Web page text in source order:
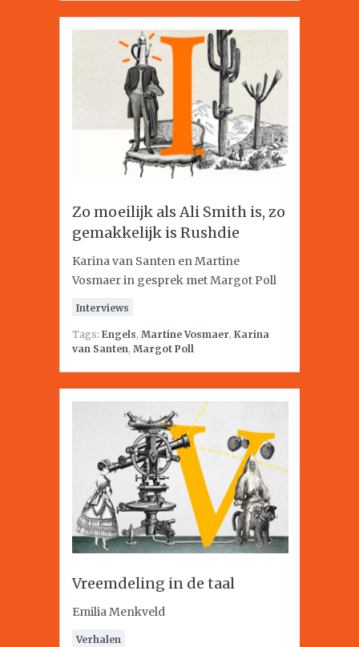
Zo moeilijk als Ali Smith is, zo
gemakkelijk is Rushdie
Karina van Santen en Martine
Vosmaer in gesprek met Margot Poll
Interviews
Tags: Engels, Martine Vosmaer, Karina
van Santen, Margot Poll
Vreemdeling in de taal
Emilia Menkveld
Verhalen